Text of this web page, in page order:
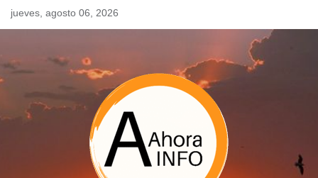
Skipjueves, agosto 06, 2026